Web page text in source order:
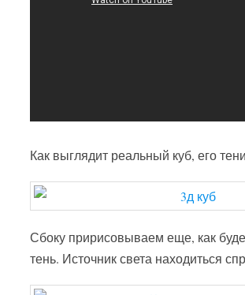
Как выглядит реальный куб, его
Сбоку пририсовываем еще, как
тень. Источник света находиться